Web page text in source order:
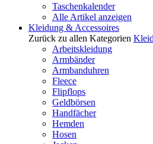
Taschenkalender
Alle Artikel anzeigen
Kleidung & Accessoires
Zurück zu allen Kategorien
Arbeitskleidung
Armbänder
Armbanduhren
Fleece
Flipflops
Geldbörsen
Handfächer
Hemden
Hosen